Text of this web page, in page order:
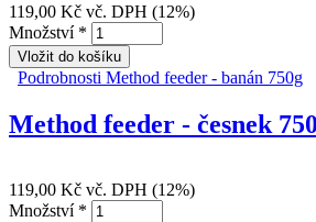
119,00 Kč vč. DPH (12%)
Množství *
Podrobnosti Method feeder - banán 750g
Method feeder - česnek
119,00 Kč vč. DPH (12%)
Množství *